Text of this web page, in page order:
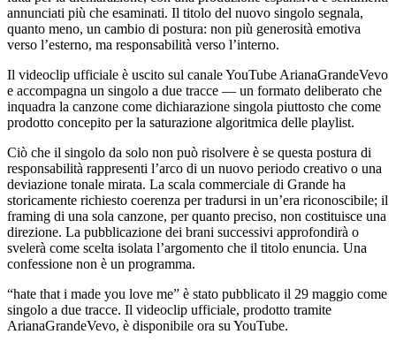
annunciati più che esaminati. Il titolo del nuovo singolo segnala,
quanto meno, un cambio di postura: non più generosità emotiva
verso l’esterno, ma responsabilità verso l’interno.
Il videoclip ufficiale è uscito sul canale YouTube ArianaGrandeVevo
e accompagna un singolo a due tracce — un formato deliberato che
inquadra la canzone come dichiarazione singola piuttosto che come
prodotto concepito per la saturazione algoritmica delle playlist.
Ciò che il singolo da solo non può risolvere è se questa postura di
responsabilità rappresenti l’arco di un nuovo periodo creativo o una
deviazione tonale mirata. La scala commerciale di Grande ha
storicamente richiesto coerenza per tradursi in un’era riconoscibile; il
framing di una sola canzone, per quanto preciso, non costituisce una
direzione. La pubblicazione dei brani successivi approfondirà o
svelerà come scelta isolata l’argomento che il titolo enuncia. Una
confessione non è un programma.
“hate that i made you love me” è stato pubblicato il 29 maggio come
singolo a due tracce. Il videoclip ufficiale, prodotto tramite
ArianaGrandeVevo, è disponibile ora su YouTube.